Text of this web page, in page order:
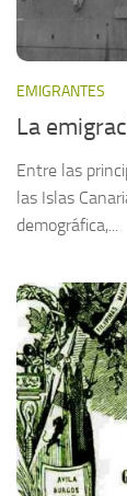
EMIGRANTES
La
Entre las
las Islas
demográfica,...